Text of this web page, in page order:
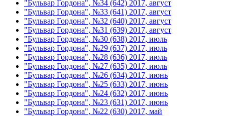
"Бульвар Гордона", №34 (642) 2017, август
"Бульвар Гордона", №33 (641) 2017, август
"Бульвар Гордона", №32 (640) 2017, август
"Бульвар Гордона", №31 (639) 2017, август
"Бульвар Гордона", №30 (638) 2017, июль
"Бульвар Гордона", №29 (637) 2017, июль
"Бульвар Гордона", №28 (636) 2017, июль
"Бульвар Гордона", №27 (635) 2017, июль
"Бульвар Гордона", №26 (634) 2017, июнь
"Бульвар Гордона", №25 (633) 2017, июнь
"Бульвар Гордона", №24 (632) 2017, июнь
"Бульвар Гордона", №23 (631) 2017, июнь
"Бульвар Гордона", №22 (630) 2017, май